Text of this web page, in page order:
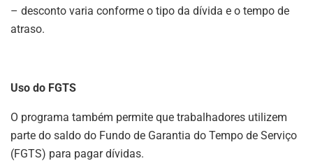
– desconto varia conforme o tipo da dívida e o tempo de
atraso.
Uso do FGTS
O programa também permite que trabalhadores utilizem
parte do saldo do Fundo de Garantia do Tempo de Serviço
(FGTS) para pagar dívidas.